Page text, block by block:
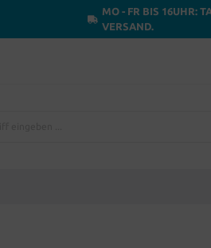
MO - FR BIS 16UHR:
VERSAND.